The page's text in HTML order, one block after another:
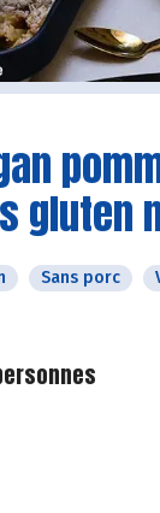
gluten
Sans porc